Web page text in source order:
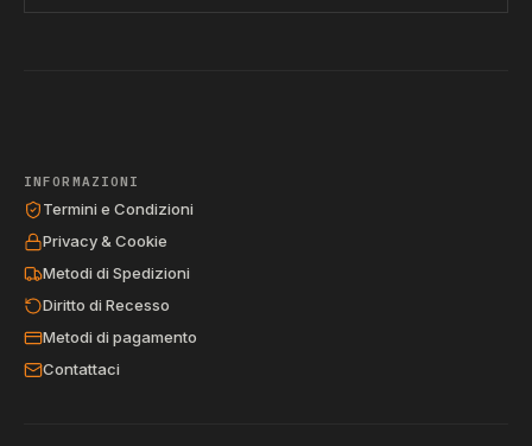
INFORMAZIONI
Termini e Condizioni
Privacy & Cookie
Metodi di Spedizioni
Diritto di Recesso
Metodi di pagamento
Contattaci